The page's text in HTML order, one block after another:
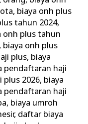
, biaya onh plus
tahun 2024,
onh plus tahun
biaya onh plus
plus, biaya
pendaftaran haji
plus 2026, biaya
pendaftaran haji
, biaya umroh
, daftar biaya